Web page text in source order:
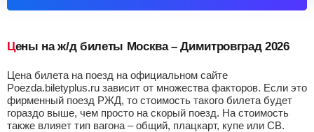
Цены на ж/д билеты Москва – Димитровград 2026
Цена билета на поезд на официальном сайте
Poezda.biletyplus.ru зависит от множества факторов. Если это
фирменный поезд РЖД, то стоимость такого билета будет
гораздо выше, чем просто на скорый поезд. На стоимость
также влияет тип вагона – общий, плацкарт, купе или СВ.